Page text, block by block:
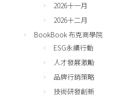
2026十一月
2026十二月
BookBook 布克商學院
ESG永續行動
人才發展激勵
品牌行銷策略
技術研發創新